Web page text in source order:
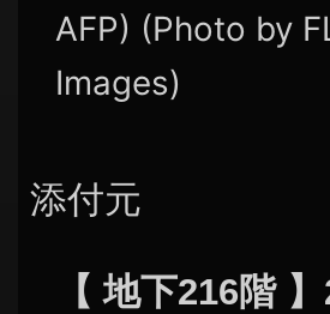
AFP) (Photo by
Images)
添付元
【 地下216階